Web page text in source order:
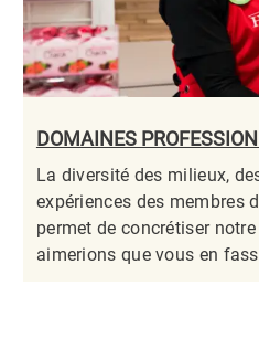
DOMAINES
La diversité des milieux,
expériences des membres
permet de concrétiser
aimerions que vous en